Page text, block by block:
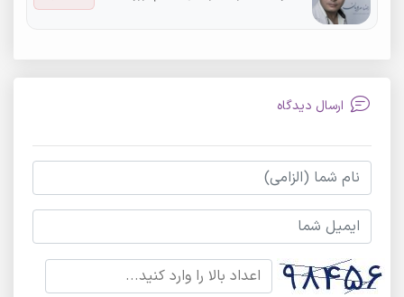
ارسال دیدگاه